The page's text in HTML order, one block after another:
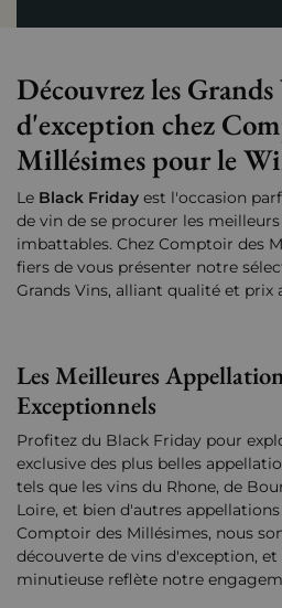
Découvrez les
d'exception chez
Millésimes pour le
Le Black Friday est l'occasion
de vin de se procurer les
imbattables. Chez Comptoir des
fiers de vous présenter notre
Grands Vins, alliant qualité et prix
Les Meilleures
Exceptionnels
Profitez du Black Friday pour
exclusive des plus belles
tels que les vins du Rhone, de
Loire, et bien d'autres
Comptoir des Millésimes, nous
découverte de vins d'exception,
minutieuse reflète notre